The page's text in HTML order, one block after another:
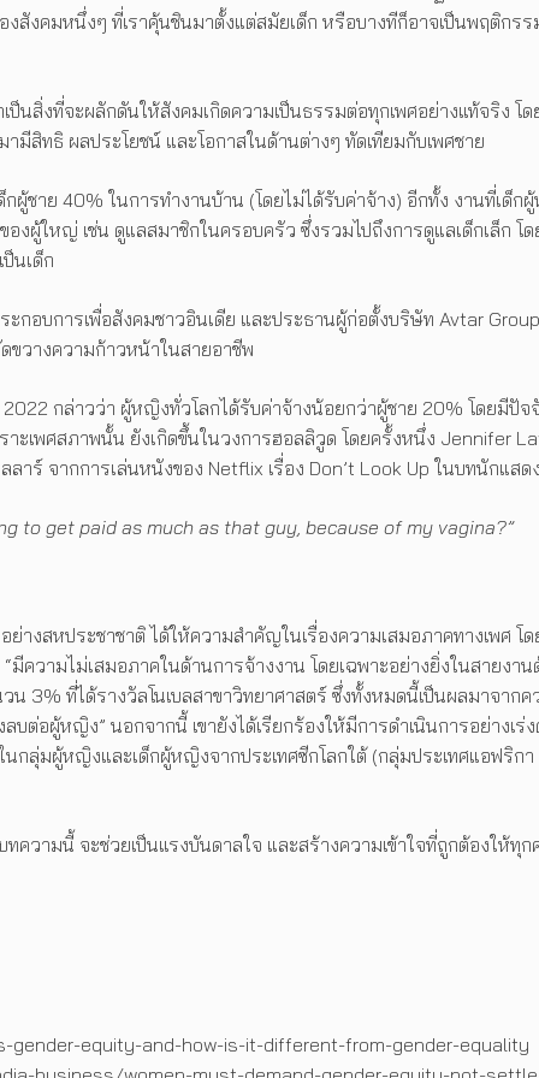
งสังคมหนึ่งๆ ที่เราคุ้นชินมาตั้งแต่สมัยเด็ก หรือบางทีก็อาจเป็นพฤติก
นสิ่งที่จะผลักดันให้สังคมเกิดความเป็นธรรมต่อทุกเพศอย่างแท้จริง โ
สิทธิ ผลประโยชน์ และโอกาสในด้านต่างๆ ทัดเทียมกับเพศชาย
กผู้ชาย 40% ในการทำงานบ้าน (โดยไม่ได้รับค่าจ้าง) อีกทั้ง งานที่เด็
ผู้ใหญ่ เช่น ดูแลสมาชิกในครอบครัว ซึ่งรวมไปถึงการดูแลเด็กเล็ก โด
นเด็ก
อบการเพื่อสังคมชาวอินเดีย และประธานผู้ก่อตั้งบริษัท Avtar
ขวางความก้าวหน้าในสายอาชีพ
กล่าวว่า ผู้หญิงทั่วโลกได้รับค่าจ้างน้อยกว่าผู้ชาย 20% โดยมีปั
าะเพศสภาพนั้น ยังเกิดขึ้นในวงการฮอลลิวูด โดยครั้งหนึ่ง Jennifer
าร์ จากการเล่นหนังของ Netflix เรื่อง Don’t Look Up ในบทนักแส
to get paid as much as that guy, because of my vagina?”
างสหประชาชาติ ได้ให้ความสำคัญในเรื่องความเสมอภาคทางเพศ โ
ความไม่เสมอภาคในด้านการจ้างงาน โดยเฉพาะอย่างยิ่งในสายงา
3% ที่ได้รางวัลโนเบลสาขาวิทยาศาสตร์ ซึ่งทั้งหมดนี้เป็นผลมาจา
ต่อผู้หญิง” นอกจากนี้ เขายังได้เรียกร้องให้มีการดำเนินการอย่างเร่
กลุ่มผู้หญิงและเด็กผู้หญิงจากประเทศซีกโลกใต้ (กลุ่มประเทศแอฟริกา
ความนี้ จะช่วยเป็นแรงบันดาลใจ และสร้างความเข้าใจที่ถูกต้องให้ทุก
equity-and-how-is-it-different-from-gender-equality